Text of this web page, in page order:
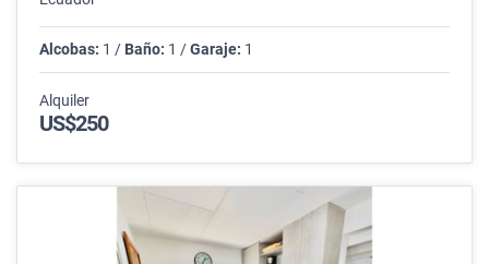
Alcobas: 1 / Baño: 1 /Garaje: 1
Alquiler
US$250